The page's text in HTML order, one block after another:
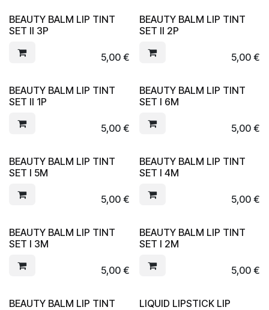
BEAUTY BALM LIP TINT
SET II 3P
5,00€
BEAUTY BALM LIP TINT
SET II 2P
5,00€
BEAUTY BALM LIP TINT
SET II 1P
5,00€
BEAUTY BALM LIP TINT
SET I 6M
5,00€
BEAUTY BALM LIP TINT
SET I 5M
5,00€
BEAUTY BALM LIP TINT
SET I 4M
5,00€
BEAUTY BALM LIP TINT
SET I 3M
5,00€
BEAUTY BALM LIP TINT
SET I 2M
5,00€
BEAUTY BALM LIP TINT
LIQUID LIPSTICK LIP